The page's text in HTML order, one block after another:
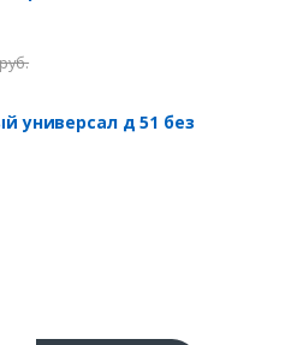
универсал д 51 без